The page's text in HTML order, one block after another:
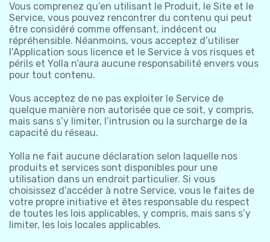
Vous comprenez qu’en utilisant le Produit, le Site et le
Service, vous pouvez rencontrer du contenu qui peut
être considéré comme offensant, indécent ou
répréhensible. Néanmoins, vous acceptez d’utiliser
l’Application sous licence et le Service à vos risques et
périls et Yolla n’aura aucune responsabilité envers vous
pour tout contenu.
Vous acceptez de ne pas exploiter le Service de
quelque manière non autorisée que ce soit, y compris,
mais sans s’y limiter, l’intrusion ou la surcharge de la
capacité du réseau.
Yolla ne fait aucune déclaration selon laquelle nos
produits et services sont disponibles pour une
utilisation dans un endroit particulier. Si vous
choisissez d’accéder à notre Service, vous le faites de
votre propre initiative et êtes responsable du respect
de toutes les lois applicables, y compris, mais sans s’y
limiter, les lois locales applicables.